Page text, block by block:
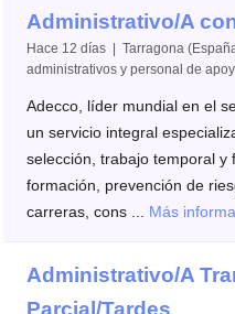
Administrativo/A
Hace 12 días | Tarragona
administrativos y personal de
Adecco, líder mundial en el
un servicio integral
selección, trabajo temporal y
formación, prevención de
carreras, cons ... Más
Administrativo/A
Parcial/Tardes